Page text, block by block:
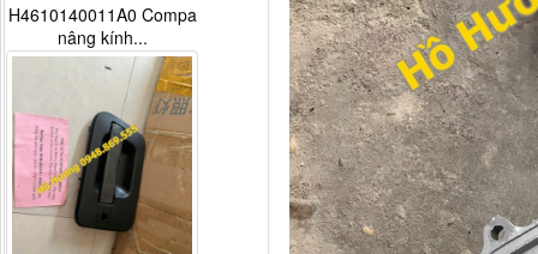
H4610140011A0 Compa
nâng kính...